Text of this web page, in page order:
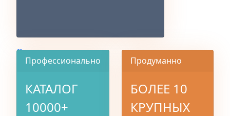
О компании
Профессионально
КАТАЛОГ
10000+
Продуманно
БОЛЕЕ 10
КРУПНЫХ